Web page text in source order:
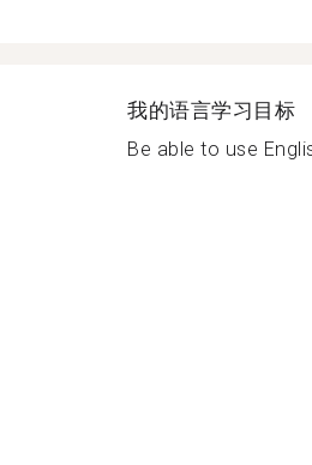
我的语言学习目标
Be able to use